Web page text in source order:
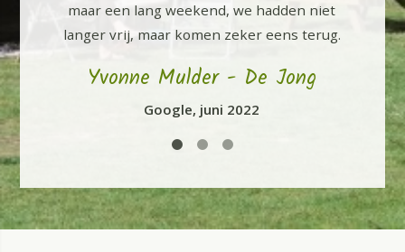
maar een lang weekend, we hadden niet
langer vrij, maar komen zeker eens terug.
Yvonne Mulder - De Jong
Google, juni 2022